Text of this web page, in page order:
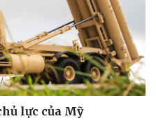
Đời sống
Nhà đẹp
Blog
Tình yêu - Gia đình
lực của Mỹ